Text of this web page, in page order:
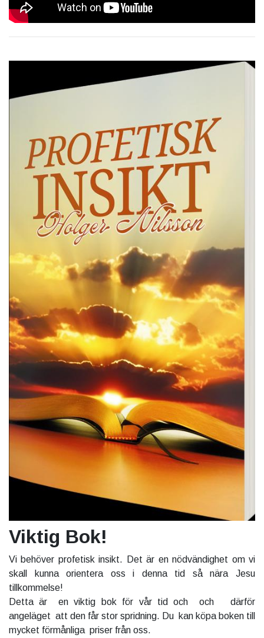
Viktig Bok!
Vi behöver profetisk insikt. Det är en nödvändighet om vi
skall kunna orientera oss i denna tid så nära Jesu
tillkommelse!
Detta är en viktig bok för vår tid och och därför
angeläget att den får stor spridning. Du kan köpa boken till
mycket förmånliga priser från oss.